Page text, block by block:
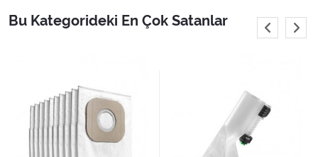
Bu Kategorideki En Çok Satanlar